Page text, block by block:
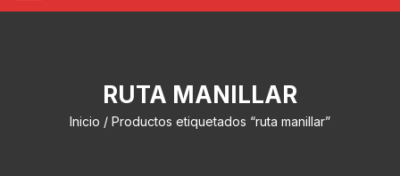
RUTA MANILLAR
Inicio / Productos etiquetados “ruta manillar”